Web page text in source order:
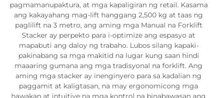
pagmamanupaktura, at mga kapaligiran ng retail. Kasama
ang kakayahang mag-lift hanggang 2,500 kg at taas ng
paglilift na 3 metro, ang aming mga Manual na Forklift
Stacker ay perpekto para i-optimize ang espasyo at
mapabuti ang daloy ng trabaho. Lubos silang kapaki-
pakinabang sa mga makitid na lugar kung saan hindi
maaaring gumana ang mga tradisyonal na forklift. Ang
aming mga stacker ay inenginyero para sa kadalian ng
paggamit at kaligtasan, na may ergonomicong mga
hawakan at intuitive na mga kontrol na binabawasan ang